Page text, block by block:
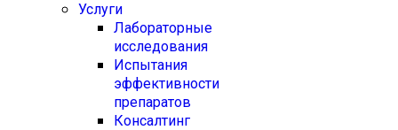
Услуги
Лабораторные
исследования
Испытания
эффективности
препаратов
Консалтинг